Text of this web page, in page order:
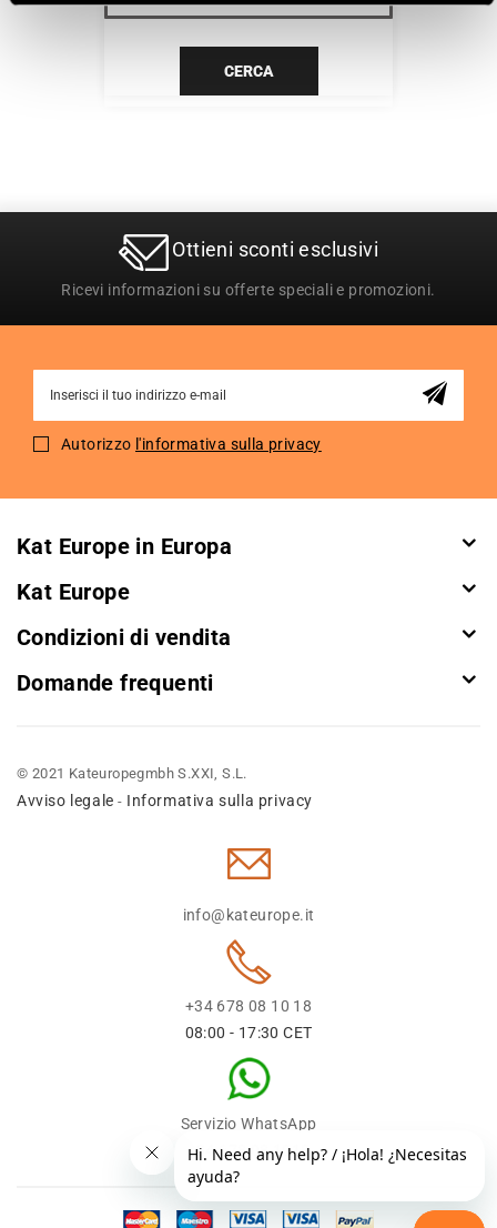
CERCA
Ottieni sconti esclusivi
Ricevi informazioni su offerte speciali e promozioni.
for
Autorizzo l'informativa sulla privacy
Kat Europe in Europa
Kat Europe
Condizioni di vendita
Domande frequenti
© 2021 Kateuropegmbh S.XXI, S.L.
Avviso legale - Informativa sulla privacy
info@kateurope.it
+34 678 08 10 18
08:00 - 17:30 CET
Servizio WhatsApp
+34 678 08 1018